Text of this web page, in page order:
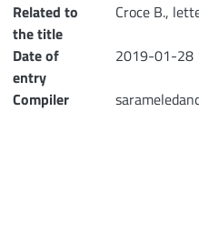
Related to
the title
Croce B.,
Date of
entry
2019-01-28
Compiler